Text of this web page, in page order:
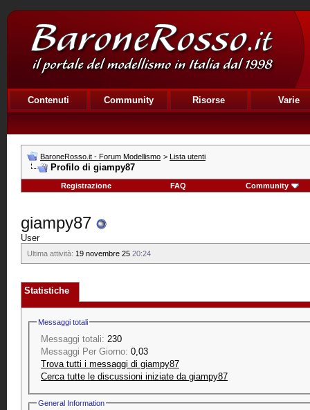
Contenuti Community Risorse Varie
BaroneRosso.it - Forum Modellismo > Lista utenti
Profilo di giampy87
Registrazione FAQ Community
giampy87
User
Ultima attività: 19 novembre 25 20:24
Statistiche
Messaggi totali
Messaggi totali: 230
Messaggi Per Giorno: 0,03
Trova tutti i messaggi di giampy87
Cerca tutte le discussioni iniziate da giampy87
General Information